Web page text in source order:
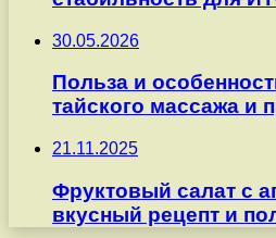
30.05.2026
Польза и
тайского массажа и
21.11.2025
Фруктовый салат с
вкусный рецепт и